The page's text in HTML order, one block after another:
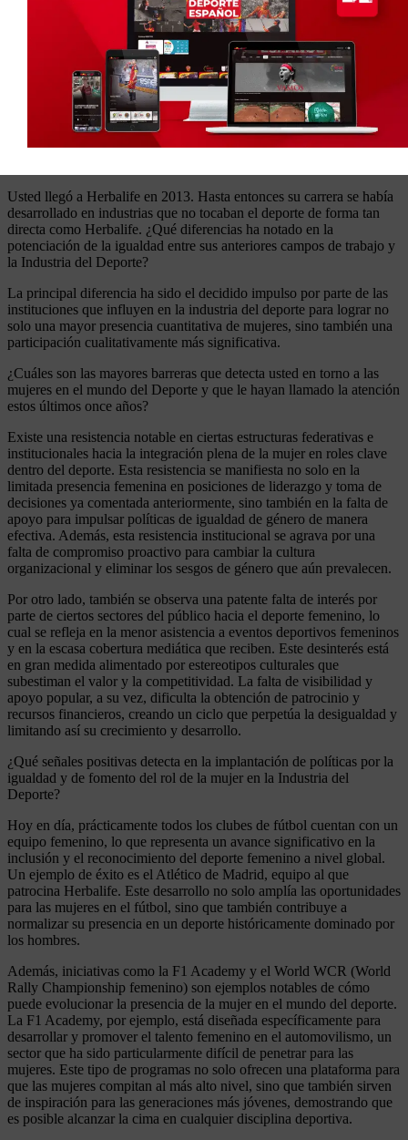
deportivas, lo cual es clave para promover la equidad en la toma de
Pero desgraciadamente, aún existen áreas donde necesitamos
trabajar más. La brecha salarial sigue siendo un desafío importante.
A pesar de los avances, las atletas femeninas, en muchos casos,
siguen ganando significativamente menos que sus compañeros
masculinos. También, aunque ha habido un aumento en la cobertura
mediática, los deportes femeninos todavía no reciben la misma
Usted llegó a Herbalife en 2013. Hasta entonces su carrera se había
desarrollado en industrias que no tocaban el deporte de forma tan
directa como Herbalife. ¿Qué diferencias ha notado en la
potenciación de la igualdad entre sus anteriores campos de trabajo y
la Industria del Deporte?
La principal diferencia ha sido el decidido impulso por parte de las
instituciones que influyen en la industria del deporte para lograr no
solo una mayor presencia cuantitativa de mujeres, sino también una
participación cualitativamente más significativa.
¿Cuáles son las mayores barreras que detecta usted en torno a las
mujeres en el mundo del Deporte y que le hayan llamado la atención
estos últimos once años?
Existe una resistencia notable en ciertas estructuras federativas e
institucionales hacia la integración plena de la mujer en roles clave
dentro del deporte. Esta resistencia se manifiesta no solo en la
limitada presencia femenina en posiciones de liderazgo y toma de
decisiones ya comentada anteriormente, sino también en la falta de
apoyo para impulsar políticas de igualdad de género de manera
efectiva. Además, esta resistencia institucional se agrava por una
falta de compromiso proactivo para cambiar la cultura
organizacional y eliminar los sesgos de género que aún prevalecen.
Por otro lado, también se observa una patente falta de interés por
parte de ciertos sectores del público hacia el deporte femenino, lo
cual se refleja en la menor asistencia a eventos deportivos femeninos
y en la escasa cobertura mediática que reciben. Este desinterés está
en gran medida alimentado por estereotipos culturales que
subestiman el valor y la competitividad. La falta de visibilidad y
apoyo popular, a su vez, dificulta la obtención de patrocinio y
recursos financieros, creando un ciclo que perpetúa la desigualdad y
limitando así su crecimiento y desarrollo.
¿Qué señales positivas detecta en la implantación de políticas por la
igualdad y de fomento del rol de la mujer en la Industria del
Deporte?
Hoy en día, prácticamente todos los clubes de fútbol cuentan con un
equipo femenino, lo que representa un avance significativo en la
inclusión y el reconocimiento del deporte femenino a nivel global.
Un ejemplo de éxito es el Atlético de Madrid, equipo al que
patrocina Herbalife. Este desarrollo no solo amplía las oportunidades
para las mujeres en el fútbol, sino que también contribuye a
normalizar su presencia en un deporte históricamente dominado por
los hombres.
Además, iniciativas como la F1 Academy y el World WCR (World
Rally Championship femenino) son ejemplos notables de cómo
puede evolucionar la presencia de la mujer en el mundo del deporte.
La F1 Academy, por ejemplo, está diseñada específicamente para
desarrollar y promover el talento femenino en el automovilismo, un
sector que ha sido particularmente difícil de penetrar para las
mujeres. Este tipo de programas no solo ofrecen una plataforma para
que las mujeres compitan al más alto nivel, sino que también sirven
de inspiración para las generaciones más jóvenes, demostrando que
es posible alcanzar la cima en cualquier disciplina deportiva.